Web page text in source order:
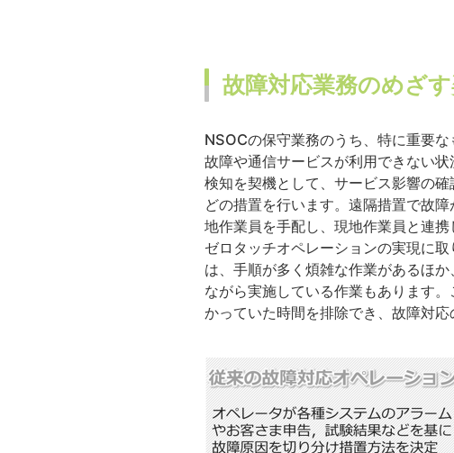
故障対応業務のめざ
NSOCの保守業務のうち、特に重要
故障や通信サービスが利用できない
検知を契機として、サービス影響の
どの措置を行います。遠隔措置で故
地作業員を手配し、現地作業員と連携
ゼロタッチオペレーションの実現に
は、手順が多く煩雑な作業があるほ
ながら実施している作業もあります
かっていた時間を排除でき、故障対